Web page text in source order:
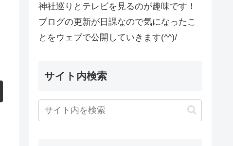
神社巡りとテレビを見るのが趣味です！
ブログの更新が日課なので気になったこ
とをウェブで公開していきます(^^)/
サイト内検索